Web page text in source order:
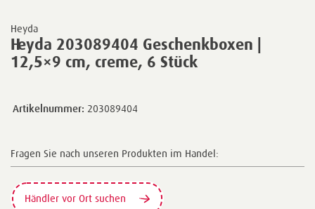
Heyda
Heyda 203089404 Geschenkboxen |
12,5×9 cm, creme, 6 Stück
Artikelnummer: 203089404
Fragen Sie nach unseren Produkten im Handel:
Händler vor Ort suchen